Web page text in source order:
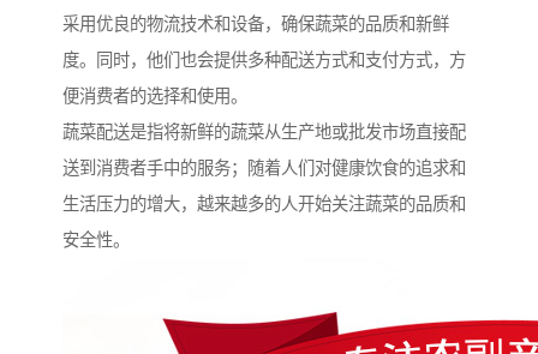
采用优良的物流技术和设备，确保蔬菜的品质和新鲜
度。同时，他们也会提供多种配送方式和支付方式，方
便消费者的选择和使用。
蔬菜配送是指将新鲜的蔬菜从生产地或批发市场直接配
送到消费者手中的服务；随着人们对健康饮食的追求和
生活压力的增大，越来越多的人开始关注蔬菜的品质和
安全性。